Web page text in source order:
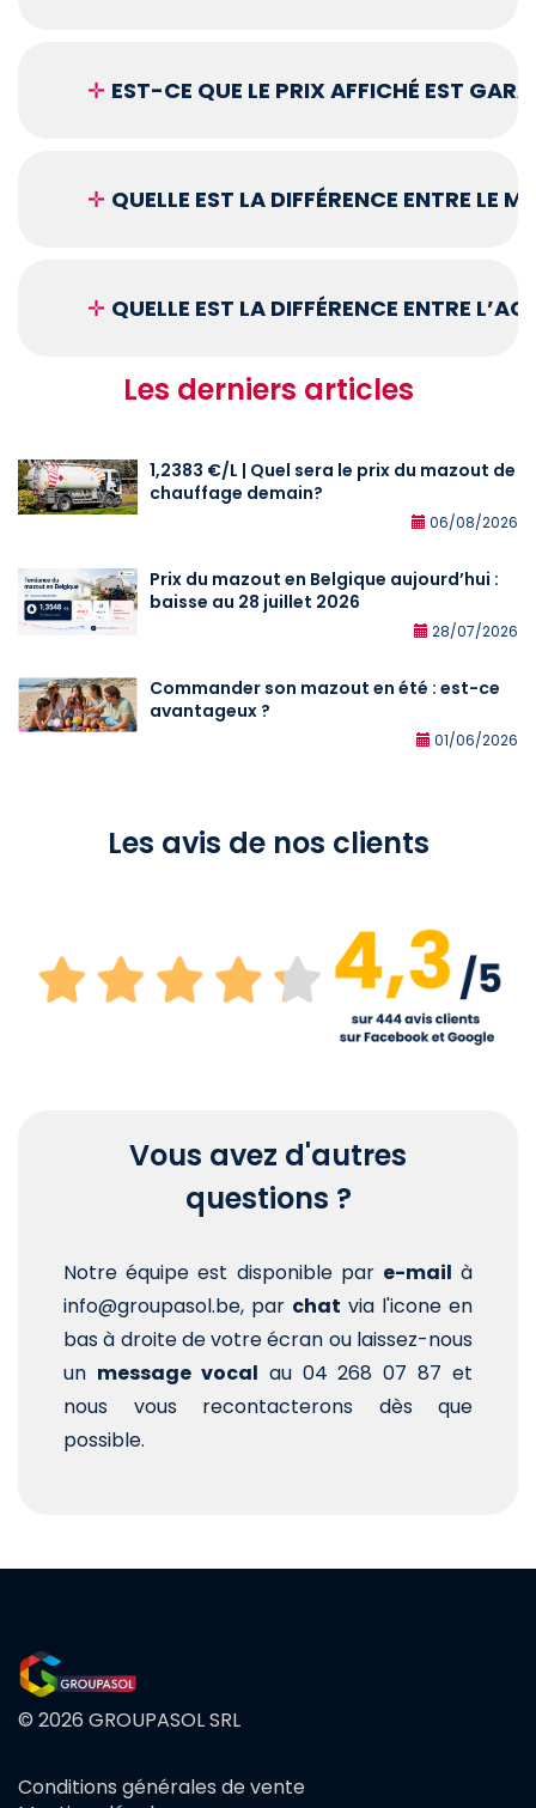
✛ EST-CE QUE LE PRIX AFFICHÉ EST
✛ QUELLE EST LA DIFFÉRENCE ENTRE LE
✛ QUELLE EST LA DIFFÉRENCE ENTRE
Les derniers articles
1,2383 €/L | Quel sera le prix du mazout de
chauffage demain?
06/08/2026
Prix du mazout en Belgique aujourd’hui :
baisse au 28 juillet 2026
28/07/2026
Commander son mazout en été : est-ce
avantageux ?
01/06/2026
Les avis de nos clients
Vous avez d'autres
questions ?
Notre équipe est disponible par e-mail à
info@groupasol.be, par chat via l'icone en
bas à droite de votre écran ou laissez-nous
un message vocal au 04 268 07 87 et
nous vous recontacterons dès que
possible.
© 2026 GROUPASOL SRL
FOOTER
Conditions générales de vente